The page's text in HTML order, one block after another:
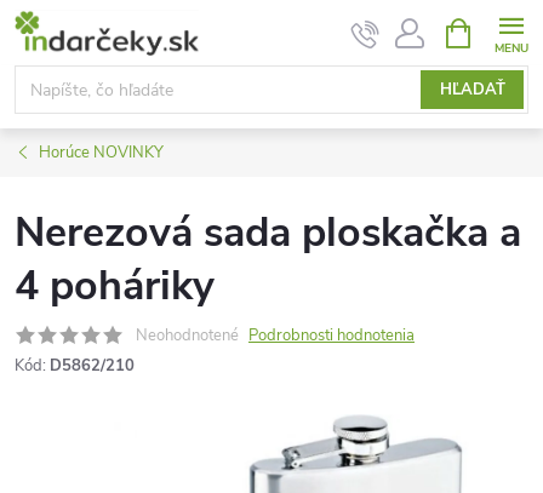
Prejsť
obsah
HĽADAŤ
KOŠÍK
Horúce NOVINKY
Nerezová sada ploskačka a
4 poháriky
Neohodnotené Podrobnosti hodnotenia
Kód: D5862/210